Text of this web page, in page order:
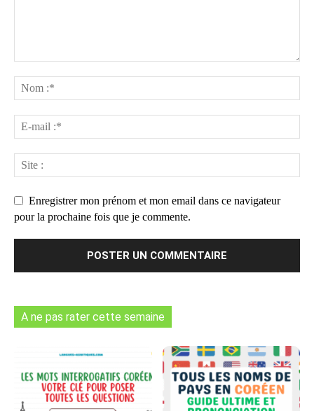
Enregistrer mon prénom et mon email dans ce navigateur
pour la prochaine fois que je commente.
A ne pas rater cette semaine